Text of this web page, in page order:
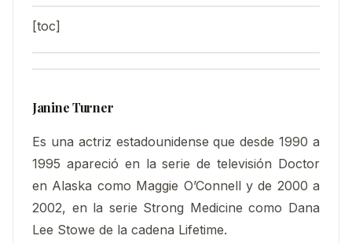
[toc]
Janine Turner
Es una actriz estadounidense que desde 1990 a
1995 apareció en la serie de televisión Doctor
en Alaska como Maggie O’Connell y de 2000 a
2002, en la serie Strong Medicine como Dana
Lee Stowe de la cadena Lifetime.